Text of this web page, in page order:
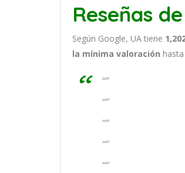
Reseñas
Según Google, UA tiene
la mínima valoración hasta
“”
“”
“”
“”
“”